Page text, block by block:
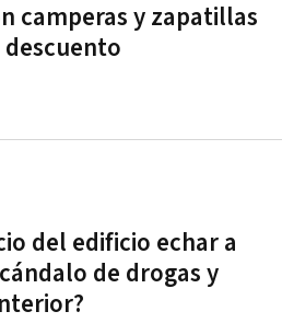
camperas y zapatillas
descuento
del edificio echar a
de drogas y